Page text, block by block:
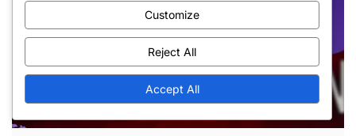
Customize
Reject All
Accept All